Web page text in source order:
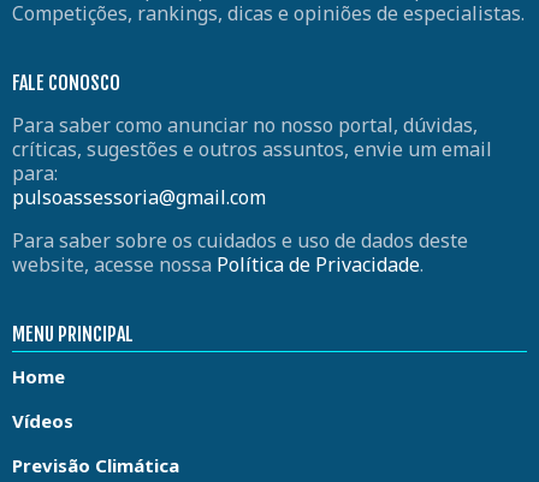
Competições, rankings, dicas e opiniões de especialistas.
FALE CONOSCO
Para saber como anunciar no nosso portal, dúvidas,
críticas, sugestões e outros assuntos, envie um email
para:
pulsoassessoria@gmail.com
Para saber sobre os cuidados e uso de dados deste
website, acesse nossa Política de Privacidade.
MENU PRINCIPAL
Home
Vídeos
Previsão Climática